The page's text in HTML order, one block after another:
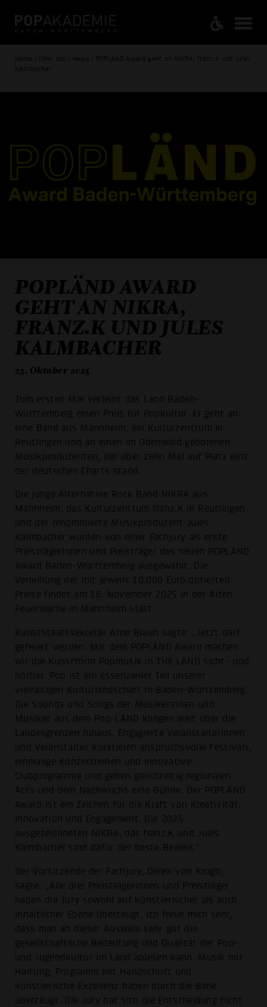
Home / Über uns / News / POPLÄND Award geht an NIKRA, franz.K und Jules
Kalmbacher
POPLÄND AWARD
GEHT AN NIKRA,
FRANZ.K UND JULES
KALMBACHER
23. Oktober 2025
Zum ersten Mal verleiht das Land Baden-
Württemberg einen Preis für Popkultur. Er geht an
eine Band aus Mannheim, ein Kulturzentrum in
Reutlingen und an einen im Odenwald geborenen
Musikproduzenten, der über zehn Mal auf Platz eins
der deutschen Charts stand.
Die junge Alternative Rock Band NIKRA aus
Mannheim, das Kulturzentrum franz.K in Reutlingen
und der renommierte Musikproduzent Jules
Kalmbacher wurden von einer Fachjury als erste
Preisträgerinnen und Preisträger des neuen POPLÄND
Award Baden-Württemberg ausgewählt. Die
Verleihung der mit jeweils 10.000 Euro dotierten
Preise findet am 16. November 2025 in der Alten
Feuerwache in Mannheim statt.
Kunststaatssekretär Arne Braun sagte: „Jetzt darf
gefeiert werden: Mit dem POPLÄND Award machen
wir die Kunstform Popmusik in THE LÄND sicht- und
hörbar. Pop ist ein essenzieller Teil unserer
vielfältigen Kulturlandschaft in Baden-Württemberg.
Die Sounds und Songs der Musikerinnen und
Musiker aus dem Pop-LÄND klingen weit über die
Landesgrenzen hinaus. Engagierte Veranstalterinnen
und Veranstalter kuratieren anspruchsvolle Festivals,
einmalige Konzertreihen und innovative
Clubprogramme und geben gleichzeitig regionalen
Acts und dem Nachwuchs eine Bühne. Der POPLÄND
Award ist ein Zeichen für die Kraft von Kreativität,
Innovation und Engagement. Die 2025
ausgezeichneten NIKRA, das franz.K und Jules
Kalmbacher sind dafür der beste Beweis.“
Der Vorsitzende der Fachjury, Derek von Krogh,
sagte: „Alle drei Preisträgerinnen und Preisträger
haben die Jury sowohl auf künstlerischer als auch
inhaltlicher Ebene überzeugt. Ich freue mich sehr,
dass man an dieser Auswahl sehr gut die
gesellschaftliche Bedeutung und Qualität der Pop-
und Jugendkultur im Land ablesen kann. Musik mit
Haltung, Programm mit Handschrift und
künstlerische Exzellenz haben durch die Bank
überzeugt. Die Jury hat sich die Entscheidung nicht